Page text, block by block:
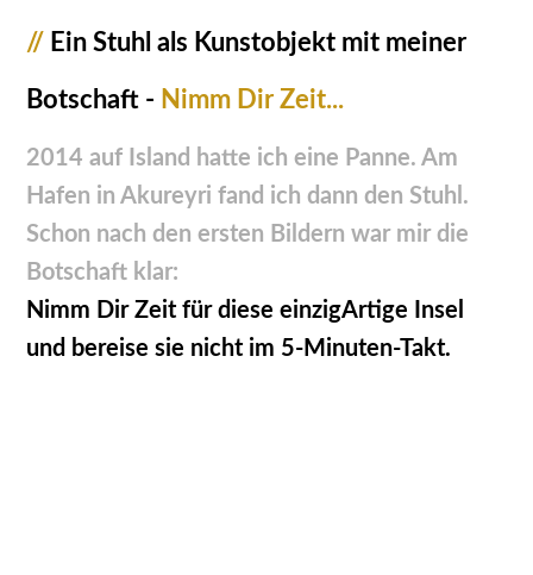
// Ein Stuhl als Kunstobjekt mit meiner
Botschaft - Nimm Dir Zeit...
2014 auf Island hatte ich eine Panne. Am
Hafen in Akureyri fand ich dann den Stuhl.
Schon nach den ersten Bildern war mir die
Botschaft klar:
Nimm Dir Zeit für diese einzigArtige Insel
und bereise sie nicht im 5-Minuten-Takt.